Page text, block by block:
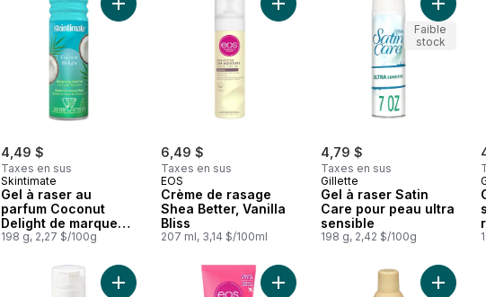
4,49 $
Taxes en sus
Skintimate
Gel à raser au
parfum Coconut
Delight de marque
Skintimate
198 g, 2,27 $/100g
Ajouter Gel à raser au parfum Coconut Delight de marque
6,49 $
Taxes en sus
EOS
Crème de rasage
Shea Better, Vanilla
Bliss
207 ml, 3,14 $/100ml
Ajouter Crème de rasage Shea
4,79 $
Taxes en sus
Gillette
Gel à raser Satin
Care pour peau ultra
sensible
198 g, 2,42 $/100g
Ajouter
Faible
stock
Ajouter Gel à raser pour peau normale, parfum de noix de
Ajouter Crème de rasage Shea
Ajouter